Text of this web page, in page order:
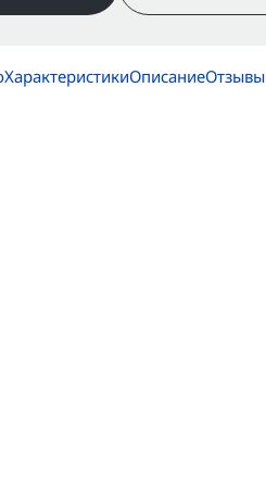
ХарактеристикиОписаниеОтзывы